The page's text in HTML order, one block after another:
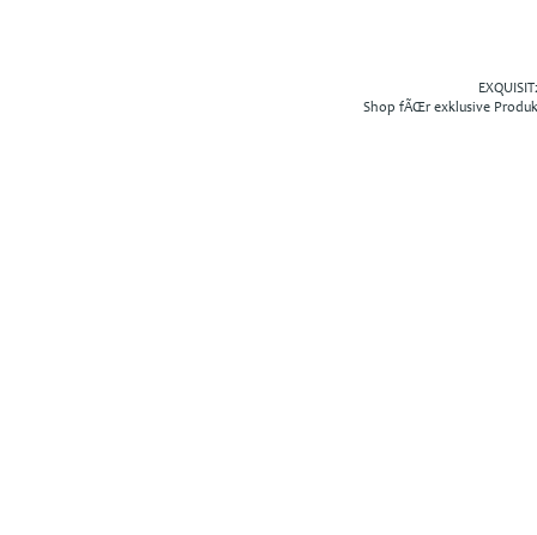
Shop fÃŒr exklusive